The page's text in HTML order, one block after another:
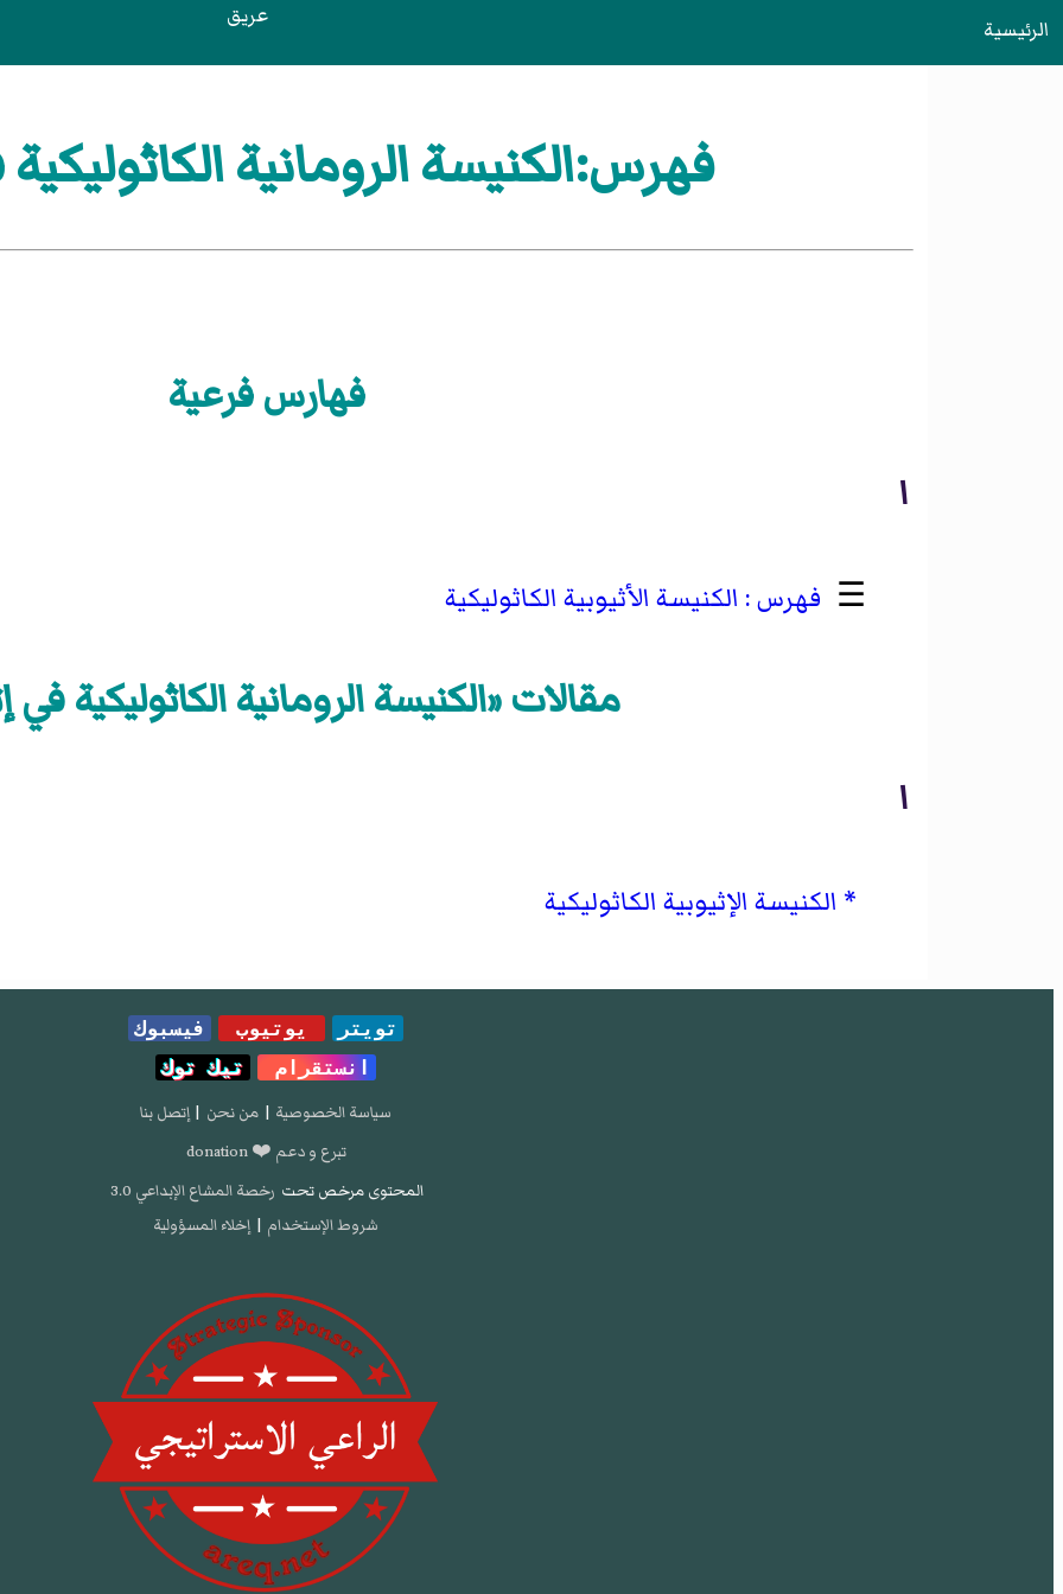
الرئيسية عريق
فهرس:الكنيسة الرومانية الكاثوليكية
فهارس فرعية
ا
☰ الكنيسة الأثيوبية الكاثوليكية
مقالات «الكنيسة الرومانية الكاثوليكية في
ا
الكنيسة الإثيوبية الكاثوليكية
تويتر يوتيوب
فيسبوك
انستقرام
تيك توك
سياسة الخصوصية | من نحن | إتصل بنا
تبرع و دعم ❤️ donation
المحتوى مرخص تحت رخصة المشاع الإبداعي 3.0
شروط الإستخدام | إخلاء المسؤولية